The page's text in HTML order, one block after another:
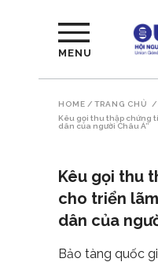
MENU
HOME / TRANG CHỦ /
Kêu gọi thu thập chứng
dân của người Châu Á”
Kêu gọi thu
cho triển
dân của
Bảo tàng quốc